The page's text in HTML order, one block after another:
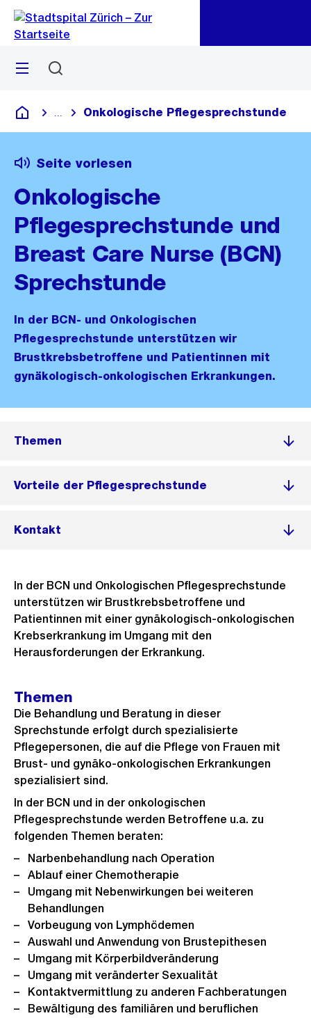
Navigation
Sprunglink
Menü
Krankenhaus
Blende alle Breadcrumbs ein
Onkologische Pflegesprechstunde
Seite vorlesen
Onkologische
Pflegesprechstunde und
Breast Care Nurse (BCN)
Sprechstunde
In der BCN- und Onkologischen
Pflegesprechstunde unterstützen wir
Brustkrebsbetroffene und Patientinnen mit
gynäkologisch-onkologischen Erkrankungen.
Themen
Vorteile der Pflegesprechstunde
Kontakt
In der BCN und Onkologischen Pflegesprechstunde
unterstützen wir Brustkrebsbetroffene und
Patientinnen mit einer gynäkologisch-onkologischen
Krebserkrankung im Umgang mit den
Herausforderungen der Erkrankung.
Themen
Die Behandlung und Beratung in dieser
Sprechstunde erfolgt durch spezialisierte
Pflegepersonen, die auf die Pflege von Frauen mit
Brust- und gynäko-onkologischen Erkrankungen
spezialisiert sind.
In der BCN und in der onkologischen
Pflegesprechstunde werden Betroffene u.a. zu
folgenden Themen beraten:
Narbenbehandlung nach Operation
Ablauf einer Chemotherapie
Umgang mit Nebenwirkungen bei weiteren
Behandlungen
Vorbeugung von Lymphödemen
Auswahl und Anwendung von Brustepithesen
Umgang mit Körperbildveränderung
Umgang mit veränderter Sexualität
Kontaktvermittlung zu anderen Fachberatungen
Bewältigung des familiären und beruflichen